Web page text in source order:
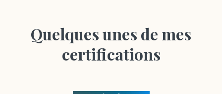
Quelques unes de mes
certifications